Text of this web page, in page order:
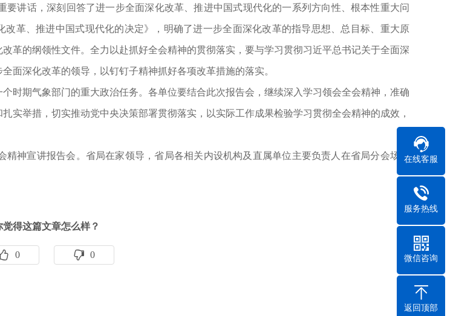
要讲话，深刻回答了进一步全面深化改革、推进中国式现代化的一系列方向性、根本性重大问
革、推进中国式现代化的决定》 ， 明确了进一步全面深化改革的指导思想、总目标、重大原
革的纲领性文件。 全力以赴抓好全会精神的贯彻落实 ， 要与学习贯彻习近平总书记关于全面深
面深化改革的领导 ， 以钉钉子精神抓好各项改革措施的落实。
个时期气象部门的重大政治任务。 各单位要结合此次报告会 ， 继续深入学习领会全会精神 ， 准确
扎实举措 ， 切实推动党中央决策部署贯彻落实 ， 以实际工作成果检验学习贯彻全会精神的成效 ，
精神宣讲报告会 。 省局在家领导 ，省局各相关内设机构及直属单位主要负责人在省局分会场参
觉得这篇文章怎么样？
0 0
在线客服
服务热线
微信咨询
返回顶部